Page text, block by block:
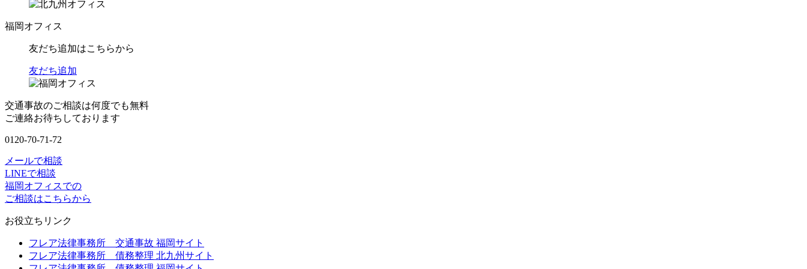
福岡オフィス
友だち追加はこちらから
友だち追加
交通事故のご相談は何度でも無料
ご連絡お待ちしております
0120-70-71-72
メールで相談
LINEで相談
福岡オフィスでの
ご相談はこちらから
お役立ちリンク
フレア法律事務所 交通事故 福岡サイト
フレア法律事務所 債務整理 北九州サイト